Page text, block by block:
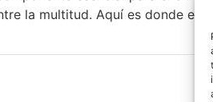
la multitud. Aquí es donde